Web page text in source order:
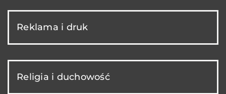
Reklama i druk
Religia i duchowość